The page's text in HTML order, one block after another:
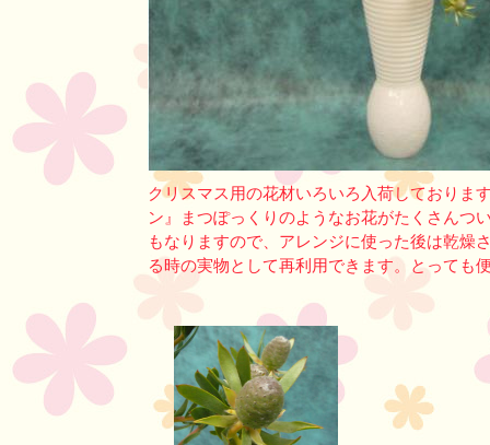
クリスマス用の花材いろいろ入荷しておりま
ン』まつぽっくりのようなお花がたくさんつ
もなりますので、アレンジに使った後は乾燥
る時の実物として再利用できます。とっても